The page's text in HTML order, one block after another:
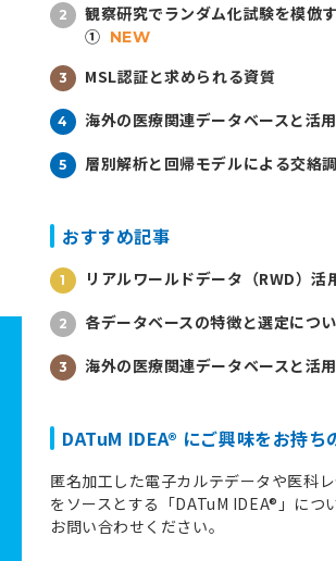
観察研究でランダム化試験を模倣
① NEW
MSL認証と求められる資質
海外の医療関連データベースと活
層別解析と回帰モデルによる交絡
おすすめ記事
リアルワールドデータ（RWD）活
各データベースの特徴と選定につ
海外の医療関連データベースと活
DATuM IDEA® にご興味をお持ち
匿名加工した電子カルテデータや医科
をソースとする「DATuM IDEA®」につ
お問い合わせください。